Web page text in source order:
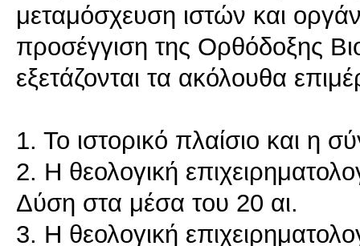
μεταμόσχευση ιστών και
προσέγγιση της Ορθόδοξης
εξετάζονται τα ακόλουθα
1. Το ιστορικό πλαίσιο και η
2. Η θεολογική
Δύση στα μέσα του 20 αι.
3. Η θεολογική